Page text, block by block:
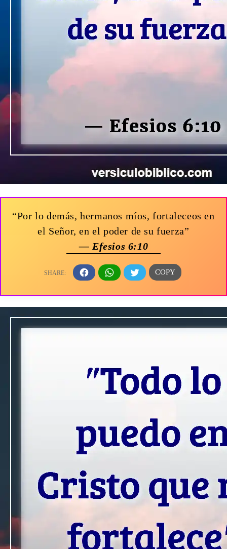
“Por lo demás, hermanos míos, fortaleceos en
el Señor, en el poder de su fuerza”
— Efesios 6:10